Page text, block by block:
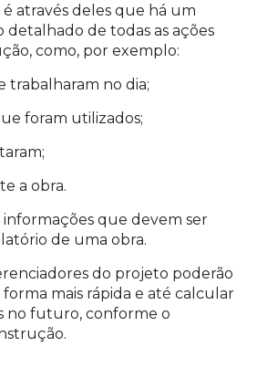
é através deles que há um
de todas as ações
como, por exemplo:
trabalharam no dia;
foram utilizados;
a obra.
informações que devem ser
de uma obra.
do projeto poderão
mais rápida e até calcular
no futuro, conforme o